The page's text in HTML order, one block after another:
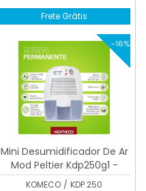
Frete Grátis
-16%
Mini Desumidificador De Ar
Mod Peltier Kdp250g1 -
Komeco
KOMECO / KDP 250